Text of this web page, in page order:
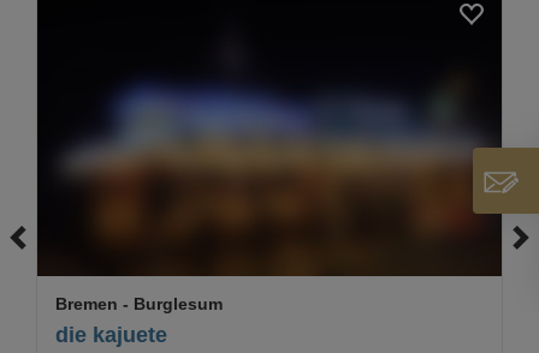
die kajuete
Bremen - Burglesum